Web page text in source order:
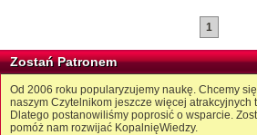
1
Zostań Patronem
Od 2006 roku popularyzujemy naukę. Chcemy
naszym Czytelnikom jeszcze więcej atrakcyjnych
Dlatego postanowiliśmy poprosić o wsparcie.
pomóż nam rozwijać KopalnięWiedzy.